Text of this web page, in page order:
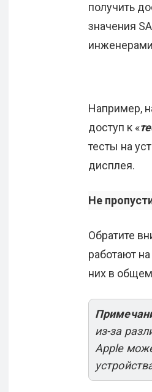
получить
значения
Например,
доступ к «
тесты на
дисплея.
Не
Обратите
работают
них в
из-за
Apple